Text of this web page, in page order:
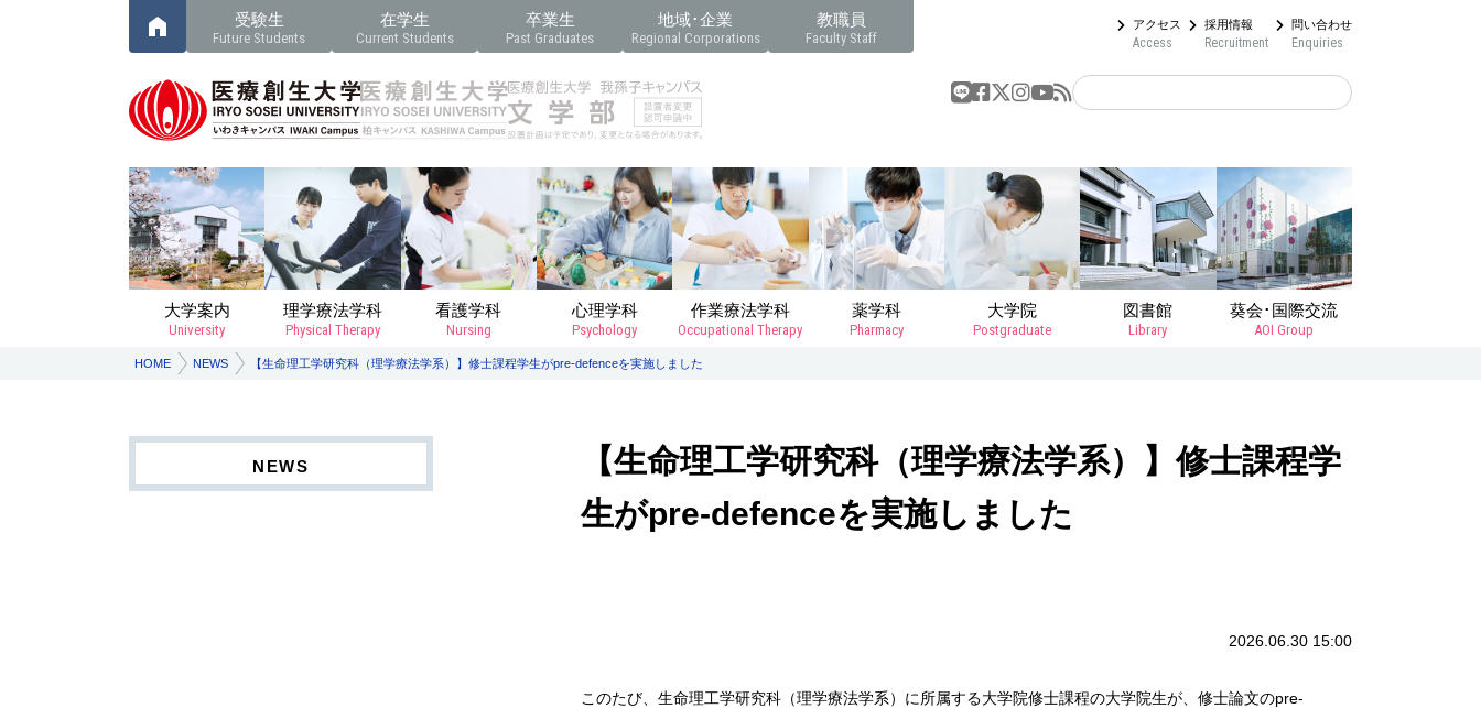
受験生
Future Students
在学生
Current Students
卒業生
Past Graduates
地域･企業
Regional Corporations
教職員
Faculty Staff
アクセス
Access
採用情報
Recruitment
問い合わせ
Enquiries
大学案内
University
理学療法学科
Physical Therapy
看護学科
Nursing
心理学科
Psychology
作業療法学科
Occupational Therapy
薬学科
Pharmacy
大学院
Postgraduate
図書館
Library
葵会･国際交流
AOI Group
HOME NEWS 【生命理工学研究科（理学療法学系）】修士課程学生がpre-defenceを実施しました
【生命理工学研究科（理学療法学系）】修士課程学
生がpre-defenceを実施しました
2026.06.30 15:00
このたび、生命理工学研究科（理学療法学系）に所属する大学院修士課程の大学院生が、修士論文のpre-
NEWS